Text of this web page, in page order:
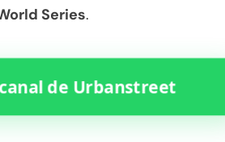
Series.
de Urbanstreet